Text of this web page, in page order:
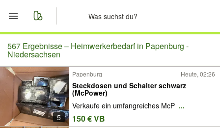
Start
Merkliste
Nachrichten
Anzeige aufgeben
567 Ergebnisse – Heimwerkerbedarf in Papenburg -
Niedersachsen
5
Papenburg Heute, 02:26
Steckdosen und Schalter schwarz
(McPower)
Verkaufe ein umfangreiches McP ...
150 € VB